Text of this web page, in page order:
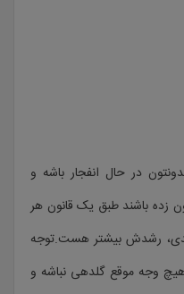
در حال انفجار باشه و
باشند طبق یک قانون هر
رشدش بیشتر هست.توجه
وجه موقع گلدهی نباشه و